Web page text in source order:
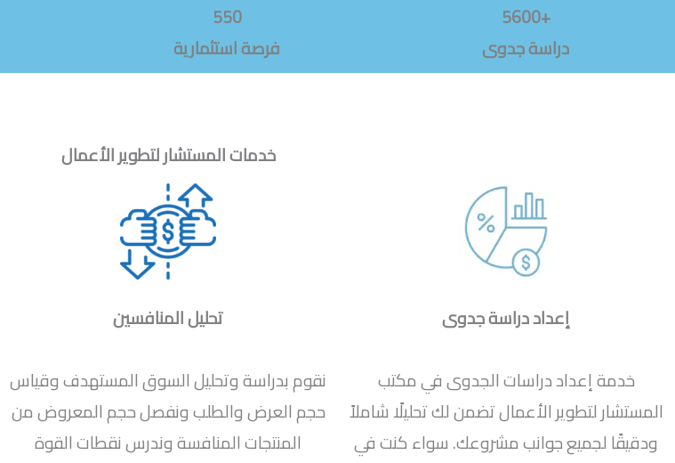
+5600
دراسة جدوى
550
فرصة استثمارية
خدمات المستشار لتطوير الأعمال
إعداد دراسة جدوى
خدمة إعداد دراسات الجدوى في مكتب
المستشار لتطوير الأعمال تضمن لك تحليلًا شاملاً
ودقيقًا لجميع جوانب مشروعك. سواء كنت في
تحليل المنافسين
نقوم بدراسة وتحليل السوق المستهدف وقياس
حجم العرض والطلب ونفصل حجم المعروض من
المنتجات المنافسة وندرس نقطات القوة